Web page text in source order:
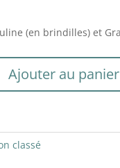
(en brindilles) et
Ajouter au panier
classé